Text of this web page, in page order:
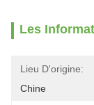
Les
Lieu D'origine:
Chine